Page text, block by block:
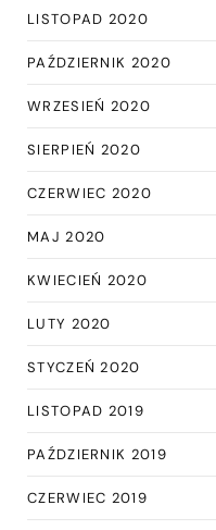
LISTOPAD 2020
PAŹDZIERNIK 2020
WRZESIEŃ 2020
SIERPIEŃ 2020
CZERWIEC 2020
MAJ 2020
KWIECIEŃ 2020
LUTY 2020
STYCZEŃ 2020
LISTOPAD 2019
PAŹDZIERNIK 2019
CZERWIEC 2019